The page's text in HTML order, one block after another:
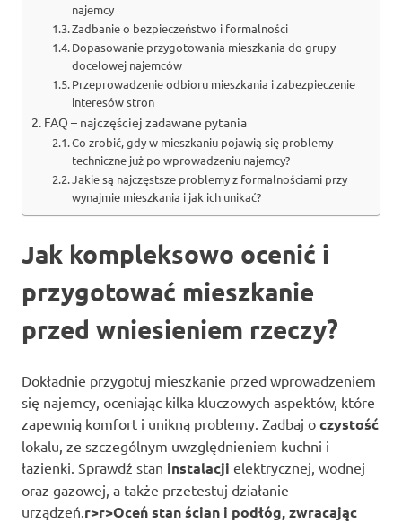
najemcy
Zadbanie o bezpieczeństwo i formalności
Dopasowanie przygotowania mieszkania do grupy
docelowej najemców
Przeprowadzenie odbioru mieszkania i zabezpieczenie
interesów stron
FAQ – najczęściej zadawane pytania
Co zrobić, gdy w mieszkaniu pojawią się problemy
techniczne już po wprowadzeniu najemcy?
Jakie są najczęstsze problemy z formalnościami przy
wynajmie mieszkania i jak ich unikać?
Jak kompleksowo ocenić i
przygotować mieszkanie
przed wniesieniem rzeczy?
Dokładnie przygotuj mieszkanie przed wprowadzeniem
się najemcy, oceniając kilka kluczowych aspektów, które
zapewnią komfort i unikną problemy. Zadbaj o czystość
lokalu, ze szczególnym uwzględnieniem kuchni i
łazienki. Sprawdź stan instalacji elektrycznej, wodnej
oraz gazowej, a także przetestuj działanie
urządzeń. r>r>Oceń stan ścian i podłóg, zwracając